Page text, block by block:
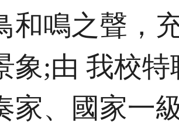
和鳴之聲，
象;由 我校
家、國家一